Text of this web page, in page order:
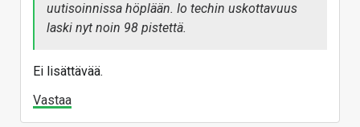
uutisoinnissa höplään. Io techin uskottavuus
laski nyt noin 98 pistettä.
Ei lisättävää.
Vastaa